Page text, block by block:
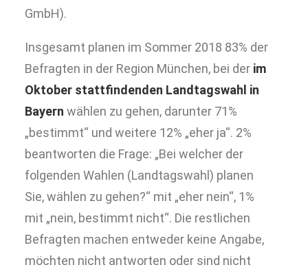
GmbH).
Insgesamt planen im Sommer 2018 83% der
Befragten in der Region München, bei der im
Oktober stattfindenden Landtagswahl in
Bayern wählen zu gehen, darunter 71%
„bestimmt“ und weitere 12% „eher ja“. 2%
beantworten die Frage: „Bei welcher der
folgenden Wahlen (Landtagswahl) planen
Sie, wählen zu gehen?“ mit „eher nein“, 1%
mit „nein, bestimmt nicht“. Die restlichen
Befragten machen entweder keine Angabe,
möchten nicht antworten oder sind nicht